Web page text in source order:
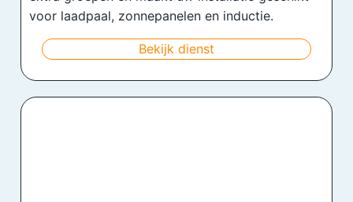
voor laadpaal, zonnepanelen en inductie.
Bekijk dienst